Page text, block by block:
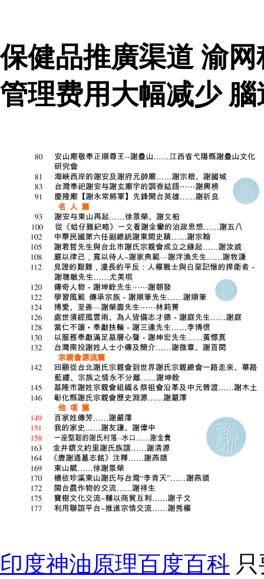
保健品推廣渠道 渝
管理费用大幅减少 腦
印度神油原理百度百科